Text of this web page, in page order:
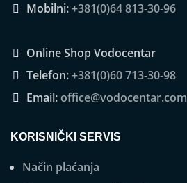
Mobilni:+381(0)64 813-30-96
Online Shop Vodocentar
Telefon:+381(0)60 713-30-98
Email:office@vodocentar.com
KORISNIČKI SERVIS
Način plaćanja